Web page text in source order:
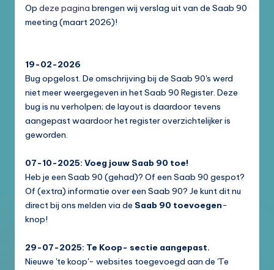
Op deze pagina brengen wij verslag uit van de Saab 90
meeting (maart 2026)!
19-02-2026
Bug opgelost. De omschrijving bij de Saab 90's werd
niet meer weergegeven in het Saab 90 Register. Deze
bug is nu verholpen; de layout is daardoor tevens
aangepast waardoor het register overzichtelijker is
geworden.
07-10-2025: Voeg jouw Saab 90 toe!
Heb je een Saab 90 (gehad)? Of een Saab 90 gespot?
Of (extra) informatie over een Saab 90? Je kunt dit nu
direct bij ons melden via de Saab 90 toevoegen-
knop!
29-07-2025: Te Koop- sectie aangepast.
Nieuwe 'te koop'- websites toegevoegd aan de 'Te